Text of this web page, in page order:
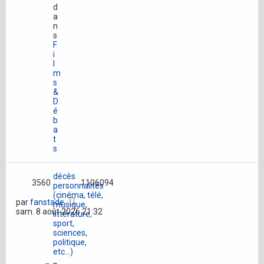
d
a
n
s
F
i
m
s
&
D
é
b
a
t
s
décès
personnalités
(cinéma, télé,
musique,
littérature,
sport,
sciences,
politique,
etc...)
3560 1106094
parfanstade
sam. 8 août 2026 21:32